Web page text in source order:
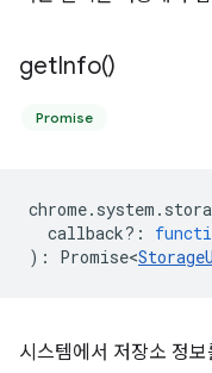
getInfo()
Promise
chrome. system .
callback? :
) : Promise<
시스템에서 저장소 정